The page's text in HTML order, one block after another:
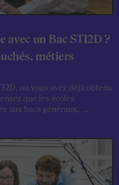
avec un Bac STI2D ?
métiers
ou vous avez déjà obtenu
que les écoles
aux bacs généraux, ...